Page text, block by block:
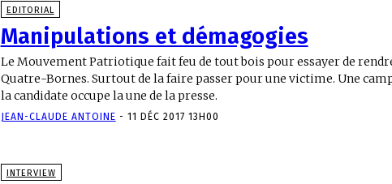
EDITORIAL
Manipulations et démagogies
Le Mouvement Patriotique fait feu de tout bois pour essayer de
Quatre-Bornes. Surtout de la faire passer pour une victime. Une
la candidate occupe la une de la presse.
JEAN-CLAUDE ANTOINE - 11 DÉC 2017 13H00
INTERVIEW